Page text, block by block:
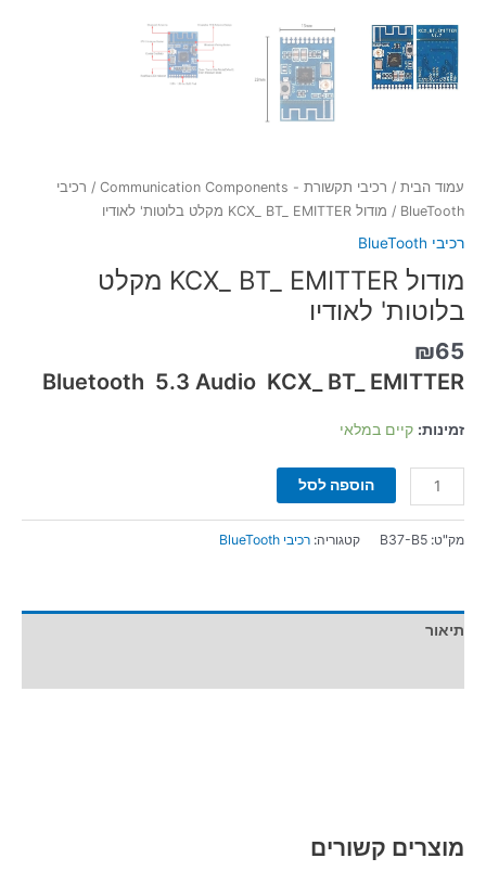
עמוד הבית / רכיבי תקשורת - Communication Components / רכיבי
BlueTooth / מודול KCX_ BT_ EMITTER מקלט בלוטות' לאודיו
רכיבי BlueTooth
מודול KCX_ BT_ EMITTER מקלט
בלוטות' לאודיו
₪65
Bluetooth 5.3 Audio KCX_ BT_ EMITTER
זמינות: קיים במלאי
הוספה לסל
מק"ט: B37-B5 קטגוריה: רכיבי BlueTooth
תיאור
מוצרים קשורים